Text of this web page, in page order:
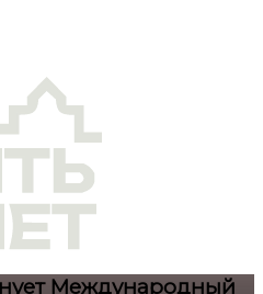
Международный